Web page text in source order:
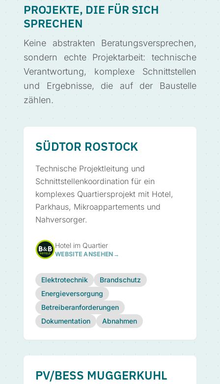
PROJEKTE, DIE FÜR SICH
SPRECHEN
Keine abstrakten Beratungsversprechen,
sondern echte Projektarbeit: technische
Verantwortung, komplexe Schnittstellen
und Ergebnisse, die auf der Baustelle
zählen.
SÜDTOR ROSTOCK
Technische Projektleitung und
Schnittstellenkoordination für ein
komplexes Quartiersprojekt mit Hotel,
Parkhaus, Mikroappartements und
Nahversorger.
Hotel im Quartier
WEBSITE ANSEHEN →
Elektrotechnik
Brandschutz
Energieversorgung
Betreiberanforderungen
Dokumentation
Abnahmen
PV/BESS MUGGERKUHL